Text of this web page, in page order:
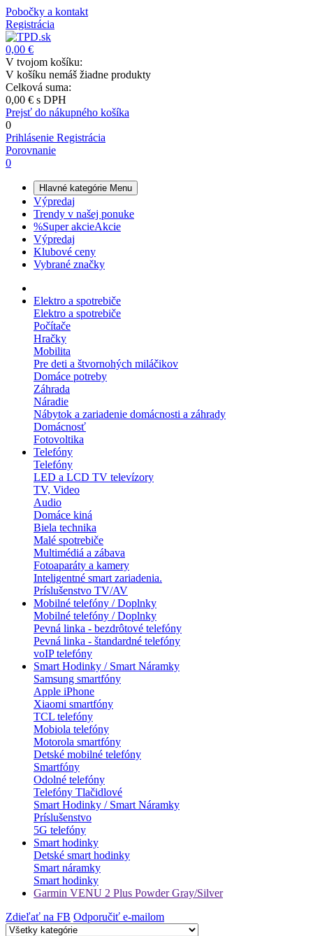
Pobočky a kontakt
Registrácia
0,00 €
V tvojom košíku:
V košíku nemáš žiadne produkty
Celková suma:
0,00 € s DPH
Prejsť do nákupného košíka
0
Prihlásenie Registrácia
Porovnanie
0
Hlavné kategórie Menu
Výpredaj
Trendy v našej ponuke
%Super akcieAkcie
Výpredaj
Klubové ceny
Vybrané značky
Elektro a spotrebiče
Elektro a spotrebiče
Počítače
Hračky
Mobilita
Pre deti a štvornohých miláčikov
Domáce potreby
Záhrada
Náradie
Nábytok a zariadenie domácnosti a záhrady
Domácnosť
Fotovoltika
Telefóny
Telefóny
LED a LCD TV televízory
TV, Video
Audio
Domáce kiná
Biela technika
Malé spotrebiče
Multimédiá a zábava
Fotoaparáty a kamery
Inteligentné smart zariadenia.
Príslušenstvo TV/AV
Mobilné telefóny / Doplnky
Mobilné telefóny / Doplnky
Pevná linka - bezdrôtové telefóny
Pevná linka - štandardné telefóny
voIP telefóny
Smart Hodinky / Smart Náramky
Samsung smartfóny
Apple iPhone
Xiaomi smartfóny
TCL telefóny
Mobiola telefóny
Motorola smartfóny
Detské mobilné telefóny
Smartfóny
Odolné telefóny
Telefóny Tlačidlové
Smart Hodinky / Smart Náramky
Príslušenstvo
5G telefóny
Smart hodinky
Detské smart hodinky
Smart náramky
Smart hodinky
Garmin VENU 2 Plus Powder Gray/Silver
Zdieľať na FB Odporučiť e-mailom